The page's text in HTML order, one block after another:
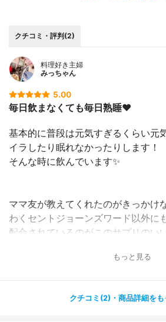
クチコミ・評判(2)
料理好き主婦
みっちゃん
5.00
毎日飲まなくても毎日熟睡❤️
基本的に普段は元気すぎるくらい元
イラしたり眠れなかったりします！
そんな時に飲んでいます✨
ママ友が教えてくれたのがきっかけ
わくセントジョーンズワード以外に
配合されているのがこのサプリのい
私の場合は毎日飲むのではなく、疲
もっと見る
クチコミ(2)・商品詳細をも